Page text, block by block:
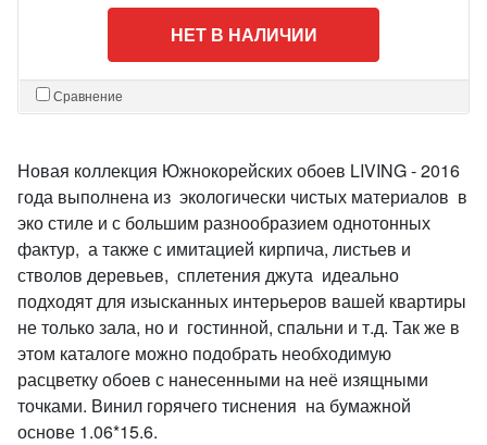
НЕТ В НАЛИЧИИ
Сравнение
Новая коллекция Южнокорейских обоев LIVING - 2016
года выполнена из экологически чистых материалов в
эко стиле и с большим разнообразием однотонных
фактур, а также с имитацией кирпича, листьев и
стволов деревьев, сплетения джута идеально
подходят для изысканных интерьеров вашей квартиры
не только зала, но и гостинной, спальни и т.д. Так же в
этом каталоге можно подобрать необходимую
расцветку обоев с нанесенными на неё изящными
точками. Винил горячего тиснения на бумажной
основе 1.06*15.6.